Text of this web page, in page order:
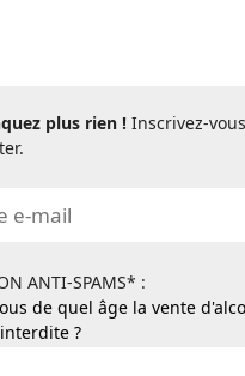
plus rien ! Inscrivez-
ANTI-SPAMS* :
de quel âge la vente
?